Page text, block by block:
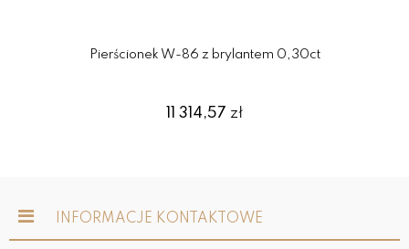
Pierścionek W-86 z brylantem 0,30ct
11 314,57 zł
INFORMACJE KONTAKTOWE